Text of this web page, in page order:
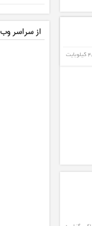
از سراسر وب